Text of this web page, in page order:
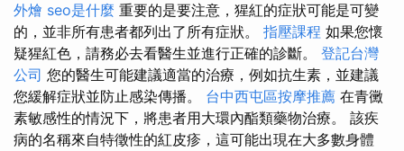
外燴 seo是什麼 重要的是要注意，猩紅的症狀可能是可變
的，並非所有患者都列出了所有症狀。 指壓課程 如果您懷
疑猩紅色，請務必去看醫生並進行正確的診斷。 登記台灣
公司 您的醫生可能建議適當的治療，例如抗生素，並建議
您緩解症狀並防止感染傳播。 台中西屯區按摩推薦 在青黴
素敏感性的情況下，將患者用大環內酯類藥物治療。 該疾
病的名稱來自特徵性的紅皮疹，這可能出現在大多數身體